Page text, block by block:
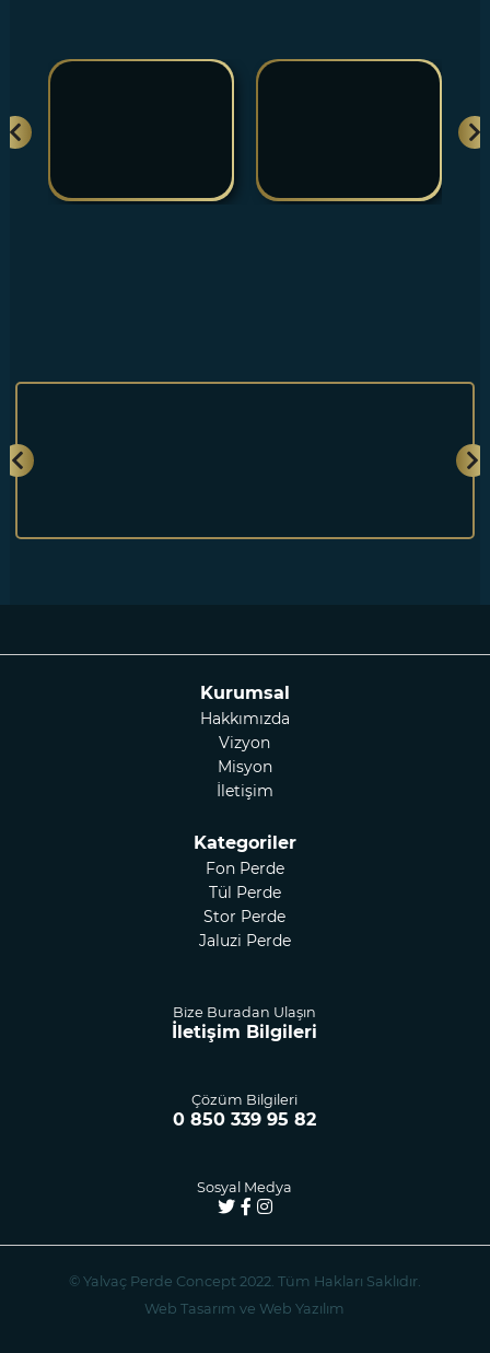
Kurumsal
Hakkımızda
Vizyon
Misyon
İletişim
Kategoriler
Fon Perde
Tül Perde
Stor Perde
Jaluzi Perde
Bize Buradan Ulaşın
İletişim Bilgileri
Çözüm Bilgileri
0 850 339 95 82
Sosyal Medya
© Yalvaç Perde Concept 2022. Tüm Hakları Saklıdır.
Web Tasarım ve Web Yazılım